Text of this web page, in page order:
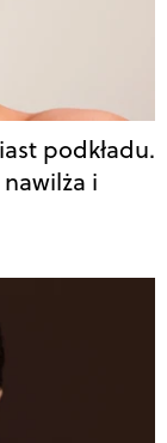
podkładu.
i